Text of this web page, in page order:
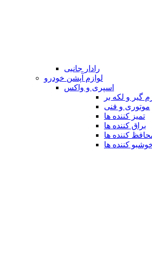
رادار جانبی
لوازم آپشن خودرو
اسپری و واکس
گیر و لکه بر
موتوری و فنی
تمیز کننده ها
براق کننده ها
کننده ها
کننده ها